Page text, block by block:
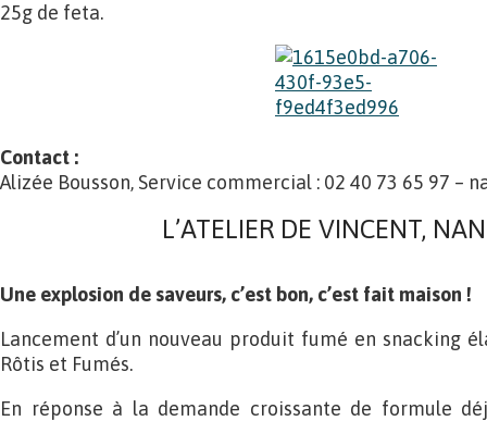
25g de feta.
Contact :
Alizée Bousson, Service commercial : 02 40 73 65 97 –
L’ATELIER DE VINCENT,
Une explosion de saveurs, c’est bon, c’est fait maison !
Lancement d’un nouveau produit fumé en snacking
Rôtis et Fumés.
En réponse à la demande croissante de formule